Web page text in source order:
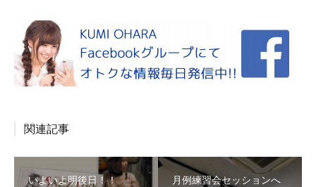
関連記事
いよいよ明後日！！ 月例練習会セッションへ